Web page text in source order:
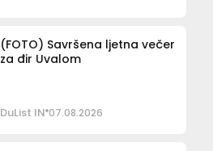
(FOTO) Savršena ljetna večer
za đir Uvalom
DuList IN 07.08.2026